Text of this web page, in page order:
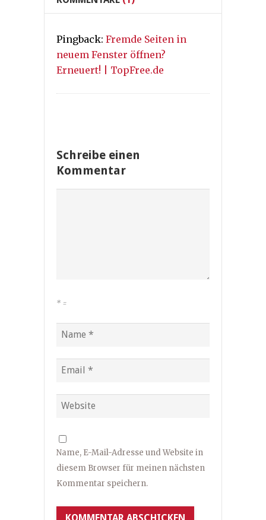
Pingback: Fremde Seiten in
neuem Fenster öffnen?
Erneuert! | TopFree.de
Schreibe einen
Kommentar
* =
Name, E-Mail-Adresse und Website in
diesem Browser für meinen nächsten
Kommentar speichern.